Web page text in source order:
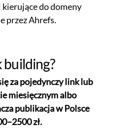
do domeny
przez Ahrefs.
building?
za pojedynczy link lub
miesięcznym albo
publikacja w Polsce
zł.